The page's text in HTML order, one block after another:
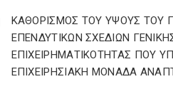
ΚΑΘΟΡΙΣΜΟΣ ΤΟΥ ΥΨΟΥΣ ΤΟΥ
ΕΠΕΝΔΥΤΙΚΩΝ ΣΧΕΔΙΩΝ
ΕΠΙΧΕΙΡΗΜΑΤΙΚΟΤΗΤΑΣ ΠΟΥ
ΕΠΙΧΕΙΡΗΣΙΑΚΗ ΜΟΝΑΔΑ